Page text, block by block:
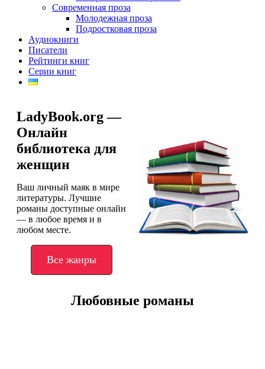
Современная проза
Молодежная проза
Подростковая проза
Аудиокниги
Писатели
Рейтинги книг
Серии книг
LadyBook.org —
Онлайн
библиотека для
женщин
Ваш личный маяк в мире
литературы. Лучшие
романы доступные онлайн
— в любое время и в
любом месте.
Все жанры
Любовные романы